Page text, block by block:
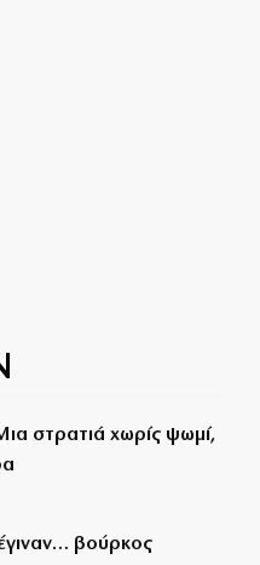
στρατιά χωρίς ψωμί,
βούρκος